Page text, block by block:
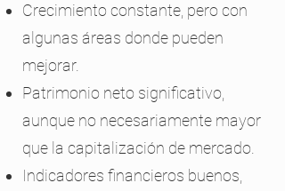
Crecimiento constante, pero con
algunas áreas donde pueden
mejorar.
Patrimonio neto significativo,
aunque no necesariamente mayor
que la capitalización de mercado.
Indicadores financieros buenos,